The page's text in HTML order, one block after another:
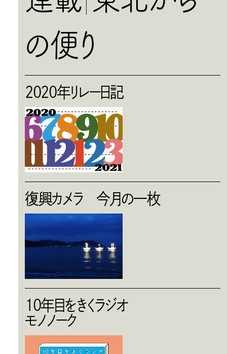
の便り
2020年リレー日記
復興カメラ 今月の一枚
10年目をきくラジオ
モノノーク